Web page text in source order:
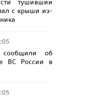
тушивший
с крыши из-
об
ВС России в